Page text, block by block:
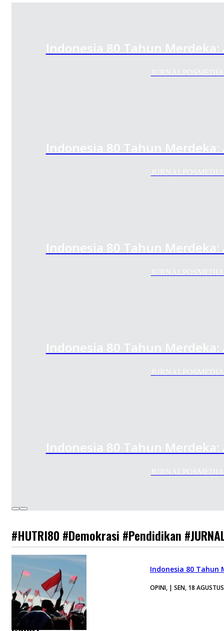
Indonesia 80 Tahun
Indonesia 80 Tahun
Indonesia 80 Tahun
Indonesia 80 Tahun
Indonesia 80 Tahun
#HUTRI80 #Demokrasi #Pendidikan
Indonesia 80 Tahun
OPINI, | SEN, 18